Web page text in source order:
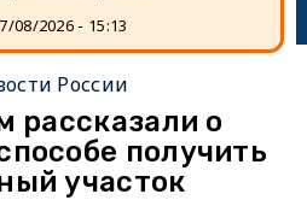
08/2026 - 15:13
России
рассказали о
получить
участок